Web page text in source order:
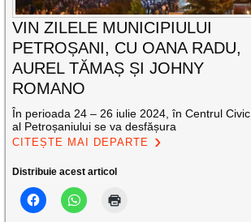
VIN ZILELE MUNICIPIULUI
PETROȘANI, CU OANA RADU,
AUREL TĂMAȘ ȘI JOHNY
ROMANO
În perioada 24 – 26 iulie 2024, în Centrul Civic
al Petroșaniului se va desfășura
CITEȘTE MAI DEPARTE
Distribuie acest articol